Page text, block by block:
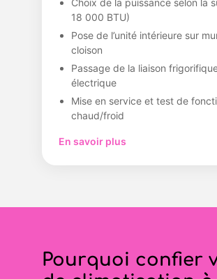
Choix de la puissance selon la
18 000 BTU)
Pose de l’unité intérieure sur
cloison
Passage de la liaison
électrique
Mise en service et test de
chaud/froid
En savoir plus
Pourquoi confier